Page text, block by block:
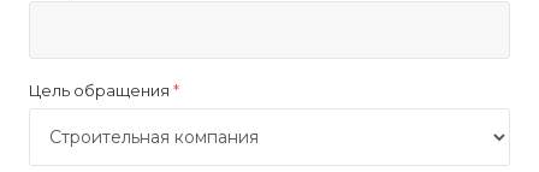
Цель обращения *